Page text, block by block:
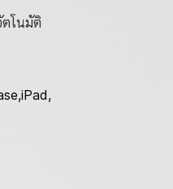
โนมัติ
,iPad,